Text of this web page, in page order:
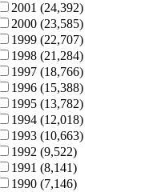
2001 (24,392)
2000 (23,585)
1999 (22,707)
1998 (21,284)
1997 (18,766)
1996 (15,388)
1995 (13,782)
1994 (12,018)
1993 (10,663)
1992 (9,522)
1991 (8,141)
1990 (7,146)